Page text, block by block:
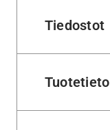
Tiedostot
Tuotetieto